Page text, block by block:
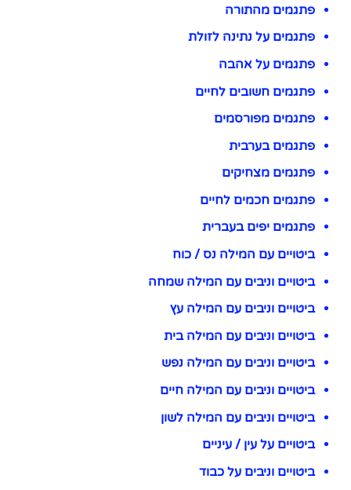
פתגמים מהתורה
פתגמים על נתינה לזולת
פתגמים על אהבה
פתגמים חשובים לחיים
פתגמים מפורסמים
פתגמים בערבית
פתגמים מצחיקים
פתגמים חכמים לחיים
פתגמים יפים בעברית
ביטויים עם המילה נס / כוח
ביטויים וניבים עם המילה שמחה
ביטויים וניבים עם המילה עץ
ביטויים וניבים עם המילה בית
ביטויים וניבים עם המילה נפש
ביטויים וניבים עם המילה חיים
ביטויים וניבים עם המילה לשון
ביטויים על עין / עיניים
ביטויים וניבים על כבוד